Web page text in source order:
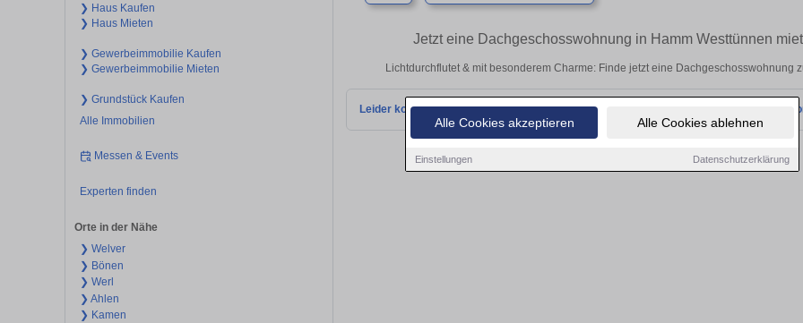
Alle Cookies akzeptieren Alle Cookies ablehnen
Einstellungen Datenschutzerklärung
❯ Haus Kaufen
❯ Haus Mieten
❯ Gewerbeimmobilie Kaufen
❯ Gewerbeimmobilie Mieten
❯ Grundstück Kaufen
Alle Immobilien
Messen & Events
Experten finden
Orte in der Nähe
❯ Welver
❯ Bönen
❯ Werl
❯ Ahlen
❯ Kamen
Jetzt eine Dachgeschosswohnung in Hamm Westtünnen
Lichtdurchflutet & mit besonderem Charme: Finde jetzt eine Dachgeschosswohnung
Leider konnten wir derzeit keine passenden Objekte finden. Schauen Sie bald wieder